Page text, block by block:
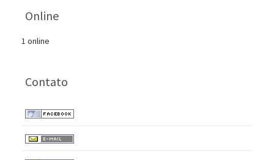
Online
1 online
Contato